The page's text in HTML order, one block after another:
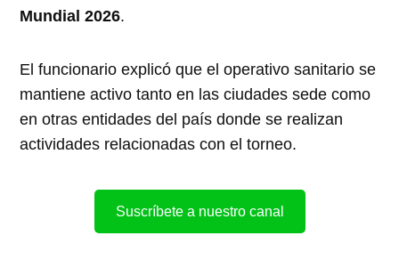
Mundial 2026.
El funcionario explicó que el operativo sanitario se
mantiene activo tanto en las ciudades sede como
en otras entidades del país donde se realizan
actividades relacionadas con el torneo.
Suscríbete a nuestro canal